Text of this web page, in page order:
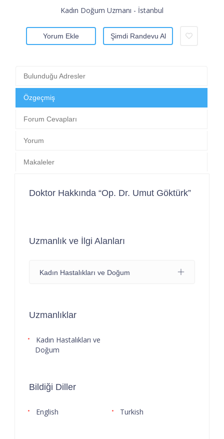
Kadın Doğum Uzmanı - İstanbul
Yorum Ekle Şimdi Randevu Al
Bulunduğu Adresler
Özgeçmiş
Forum Cevapları
Yorum
Makaleler
Doktor Hakkında “Op. Dr. Umut Göktürk”
Uzmanlık ve İlgi Alanları
Kadın Hastalıkları ve Doğum
Uzmanlıklar
Kadın Hastalıkları ve
Doğum
Bildiği Diller
English Turkish